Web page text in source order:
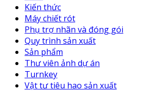
Kiến thức
Máy chiết rót
Phụ trợ nhãn và đóng gói
Quy trình sản xuất
Sản phẩm
Thư viên ảnh dự án
Turnkey
Vật tư tiêu hao sản xuất